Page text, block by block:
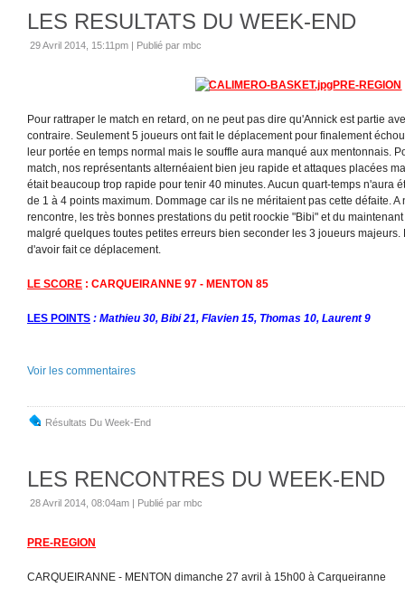
LES RESULTATS DU WEEK-END
29 Avril 2014, 15:11pm | Publié par mbc
PRE-REGION
Pour rattraper le match en retard, on ne peut pas dire qu'Annick est partie
contraire. Seulement 5 joueurs ont fait le déplacement pour finalement
leur portée en temps normal mais le souffle aura manqué aux mentonnais.
match, nos représentants alternéaient bien jeu rapide et attaques placées
était beaucoup trop rapide pour tenir 40 minutes. Aucun quart-temps n'aura
de 1 à 4 points maximum. Dommage car ils ne méritaient pas cette défaite.
rencontre, les très bonnes prestations du petit roockie "Bibi" et du
malgré quelques toutes petites erreurs bien seconder les 3 joueurs majeurs.
d'avoir fait ce déplacement.
LE SCORE : CARQUEIRANNE 97 - MENTON 85
LES POINTS : Mathieu 30, Bibi 21, Flavien 15, Thomas 10, Laurent 9
Voir les commentaires
Résultats Du Week-End
LES RENCONTRES DU WEEK-END
28 Avril 2014, 08:04am | Publié par mbc
PRE-REGION
CARQUEIRANNE - MENTON dimanche 27 avril à 15h00 à Carqueiranne